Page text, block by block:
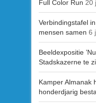
Full Color Run 20
Verbindingstafel
mensen samen 6
Beeldexpositie
Stadskazerne te
Kamper Almanak
honderdjarig